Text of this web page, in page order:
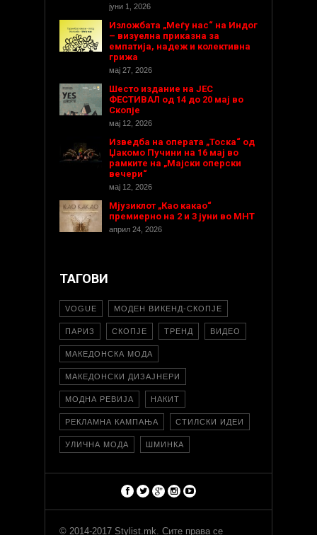
јуни 1, 2026
Изложбата „Меѓу нас“ на Индог
– визуелна приказна за
емпатија, надеж и колективна
грижа
мај 27, 2026
Шесто издание на ЈЕС
ФЕСТИВАЛ од 14 до 20 мај во
Скопје
мај 12, 2026
Изведба на операта „Тоска“ од
Џакомо Пучини на 16 мај во
рамките на „Мајски оперски
вечери“
мај 12, 2026
Мјузиклот „Као какао“
премиерно на 2 и 3 јуни во МНТ
април 24, 2026
ТАГОВИ
VOGUE МОДЕН ВИКЕНД-СКОПЈЕ
ПАРИЗ СКОПЈЕ ТРЕНД ВИДЕО
МАКЕДОНСКА МОДА
МАКЕДОНСКИ ДИЗАЈНЕРИ
МОДНА РЕВИЈА НАКИТ
РЕКЛАМНА КАМПАЊА СТИЛСКИ ИДЕИ
УЛИЧНА МОДА ШМИНКА
© 2014-2017 Stylist.mk. Сите права се